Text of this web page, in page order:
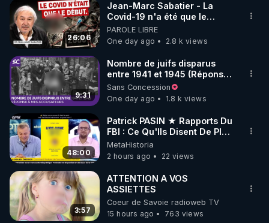
26:06
Jean-Marc Sabatier - La
Covid-19 n'a été que le
début - L'ARNm & l'ARNm-aa
jusqu où auront-t-il ?
PAROLE LIBRE
One day ago
2.8 k views
9:31
Nombre de juifs disparus
entre 1941 et 1945 (Réponse
à mes accusateurs)
Sans Concession
One day ago
1.8 k views
48:00
Patrick PASIN ★ Rapports Du
FBI : Ce Qu'Ils Disent De Plus
Grave Sur Hitler
MetaHistoria
2 hours ago
22 views
3:57
ATTENTION A VOS
ASSIETTES
Coeur de Savoie radioweb TV
15 hours ago
763 views